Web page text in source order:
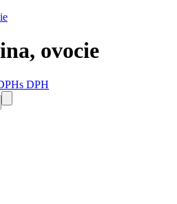
ovocie
s DPH